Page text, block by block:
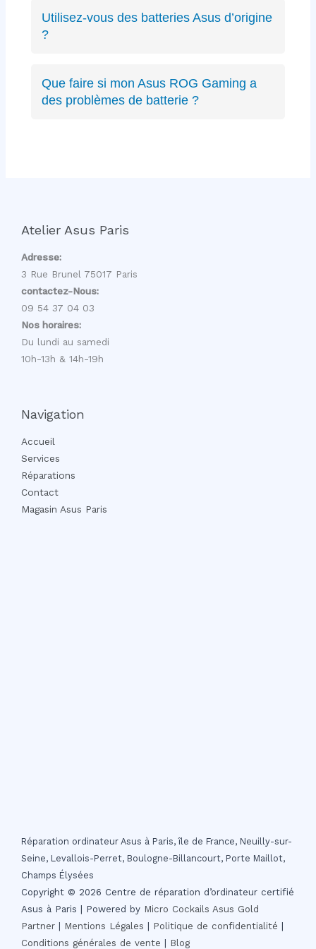
Zephyrus, TUF Gaming, ExpertBook, ProArt,
récents ou anciens. Expertise complète sur
Utilisez-vous des batteries Asus d’origine
?
équivalents certifiés aux mêmes spécifications
techniques et de qualité équivalente.
Que faire si mon Asus ROG Gaming a
des problèmes de batterie ?
Atelier Asus Paris
Adresse:
3 Rue Brunel 75017 Paris
contactez-Nous:
09 54 37 04 03
Nos horaires:
Du lundi au samedi
10h-13h & 14h-19h
Navigation
Accueil
Services
Réparations
Contact
Magasin Asus Paris
Réparation ordinateur Asus à Paris, île de France, Neuilly-sur-
Seine, Levallois-Perret, Boulogne-Billancourt, Porte Maillot,
Champs Élysées
Copyright © 2026 Centre de réparation d’ordinateur certifié
Asus à Paris | Powered by Micro Cockails Asus Gold
Partner
Mentions Légales Politique de confidentialité
Conditions générales de vente
Blog